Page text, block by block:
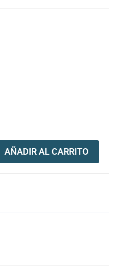
AÑADIR AL CARRITO